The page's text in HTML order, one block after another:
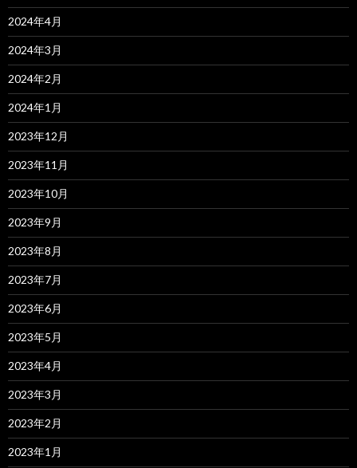
2024年4月
2024年3月
2024年2月
2024年1月
2023年12月
2023年11月
2023年10月
2023年9月
2023年8月
2023年7月
2023年6月
2023年5月
2023年4月
2023年3月
2023年2月
2023年1月